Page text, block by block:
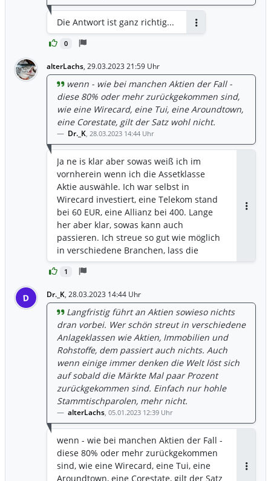
0
Die Antwort ist ganz richtig...
alterLachs, 29.03.2023 21:59 Uhr
1
wenn - wie bei manchen Aktien der Fall -
diese 80% oder mehr zurückgekommen sind,
wie eine Wirecard, eine Tui, eine Aroundtown,
eine Corestate, gilt der Satz wohl nicht.
Dr._K, 28.03.2023 14:44 Uhr
Ja ne is klar aber sowas weiß ich im
vornherein wenn ich die Assetklasse
Aktie auswähle. Ich war selbst in
Wirecard investiert, eine Telekom stand
bei 60 EUR, eine Allianz bei 400. Lange
her aber klar, sowas kann auch
passieren. Ich streue so gut wie möglich
in verschiedene Branchen, lass die
Finger von Trading und Hype Aktien,
habe aber trotzdem Positionen die im
Garantie habe ich trotzdem nicht aber
das ist doch auch das spannende an der
Thematik. Insgesamt bin ich bisher mit
meiner Strategie sehr zufrieden. Aber
das muss natürlich jeder für sich selbst
entscheiden.
D Dr._K, 28.03.2023 14:44 Uhr
Langfristig führt an Aktien sowieso nichts
dran vorbei. Wer schön streut in verschiedene
Anlageklassen wie Aktien, Immobilien und
Rohstoffe, dem passiert auch nichts. Auch
wenn einige immer denken die Welt löst sich
auf sobald die Märkte Mal paar Prozent
zurückgekommen sind. Einfach nur hohle
Stammtischparolen, mehr nicht.
alterLachs, 05.01.2023 12:39 Uhr
wenn - wie bei manchen Aktien der Fall -
diese 80% oder mehr zurückgekommen
sind, wie eine Wirecard, eine Tui, eine
Aroundtown, eine Corestate, gilt der Satz